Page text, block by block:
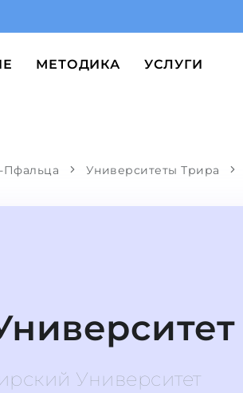
МЕТОДИКА УСЛУГИ
Пфальца Университеты Трира
Университет